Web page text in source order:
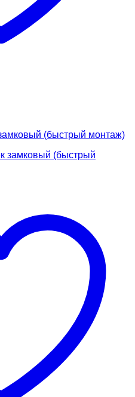
(быстрый монтаж)